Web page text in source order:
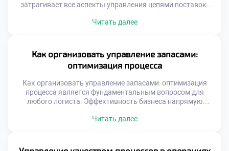
затрагивает все аспекты управления цепями поставок.
интеллектуальным системам. Данные становятся
Выпускники должны свободно ориентироваться в
цифровом ландшафте. Технологическая грамотность
является базовой компетенцией сегодня. Будущее
Трансформация […]
Читать далее
Как организовать управление запасами:
оптимизация процесса
Как организовать управление запасами: оптимизация
процесса является фундаментальным вопросом для
любого логиста. Эффективность бизнеса напрямую
Избыток продукции замораживает оборотные средства
запасами отличает профессионала от новичка. Студенты
Читать далее